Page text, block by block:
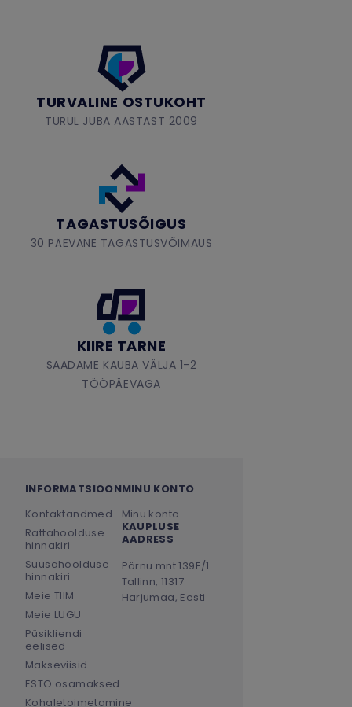
TURVALINE OSTUKOHT
TURUL JUBA AASTAST 2009
TAGASTUSÕIGUS
30 PÄEVANE TAGASTUSVÕIMAUS
KIIRE TARNE
SAADAME KAUBA VÄLJA 1-2
TÖÖPÄEVAGA
INFORMATSIOON
Kontaktandmed
Rattahoolduse
hinnakiri
Suusahoolduse
hinnakiri
Meie TIIM
Meie LUGU
Püsikliendi
eelised
Makseviisid
ESTO osamaksed
Kohaletoimetamine
MINU KONTO
Minu konto
KAUPLUSE
AADRESS
Pärnu mnt 139E/1
Tallinn, 11317
Harjumaa, Eesti